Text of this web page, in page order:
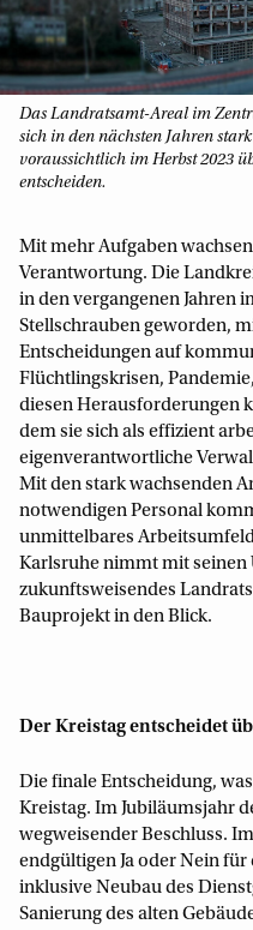
Das Landratsamt-Areal im
sich in den nächsten Jahren
voraussichtlich im Herbst 2023
entscheiden.
Mit mehr Aufgaben
Verantwortung. Die
in den vergangenen Jahren
Stellschrauben geworden,
Entscheidungen auf
Flüchtlingskrisen,
diesen Herausforderungen
dem sie sich als effizient
eigenverantwortliche
Mit den stark wachsenden
notwendigen Personal
unmittelbares
Karlsruhe nimmt mit seinen
zukunftsweisendes
Bauprojekt in den Blick.
Der Kreistag entscheidet
Die finale Entscheidung,
Kreistag. Im Jubiläumsjahr
wegweisender Beschluss.
endgültigen Ja oder Nein
inklusive Neubau des
Sanierung des alten